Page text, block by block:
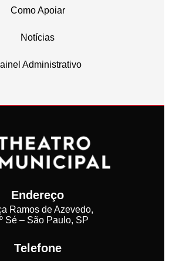
Como Apoiar
Notícias
Administrativo
Endereço
Ramos de Azevedo,
Sé – São Paulo, SP
Telefone